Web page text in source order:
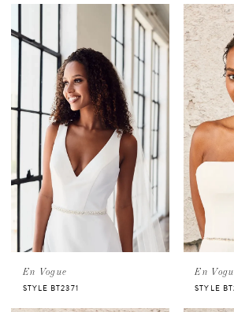
En Vogue
STYLE BT2371
En
STYLE